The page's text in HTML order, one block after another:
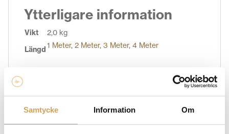
Samtycke Information Om
Ytterligare information
Vikt
2,0 kg
Längd1 Meter, 2 Meter, 3 Meter, 4 Meter
Varumärke
CHORD COMPANY